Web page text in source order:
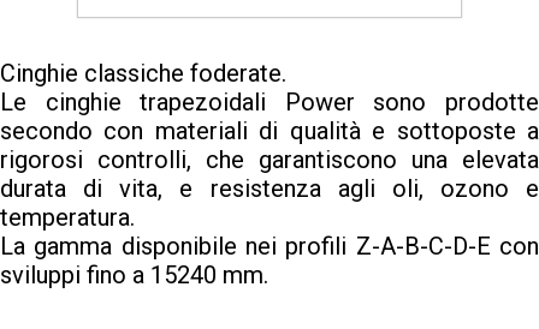
Cinghie classiche foderate.
Le cinghie trapezoidali Power sono prodotte
secondo con materiali di qualità e sottoposte a
rigorosi controlli, che garantiscono una elevata
durata di vita, e resistenza agli oli, ozono e
temperatura.
La gamma disponibile nei profili Z-A-B-C-D-E con
sviluppi fino a 15240 mm.